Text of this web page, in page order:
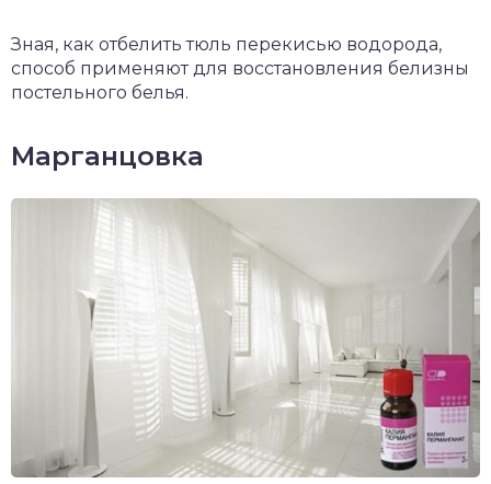
Зная, как отбелить тюль перекисью водорода,
способ применяют для восстановления белизны
постельного белья.
Марганцовка